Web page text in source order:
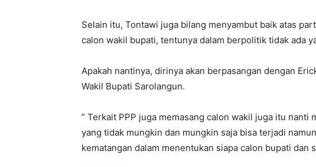
Selain itu, Tontawi juga bilang menyambut baik atas
calon wakil bupati, tentunya dalam berpolitik tidak ada
Apakah nantinya, dirinya akan berpasangan dengan
Wakil Bupati Sarolangun.
” Terkait PPP juga memasang calon wakil juga itu nanti
yang tidak mungkin dan mungkin saja bisa terjadi
kematangan dalam menentukan siapa calon bupati dan